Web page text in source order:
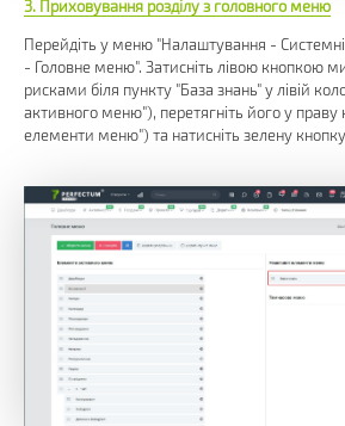
3. Приховування розділу з головного меню
Перейдіть у меню "Налаштування -
- Головне меню". Затисніть лівою кнопкою
рисками біля пункту "База знань" у лівій
активного меню"), перетягніть його у праву
елементи меню") та натисніть зелену